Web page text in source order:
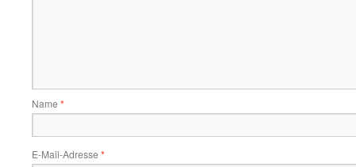
Name *
E-Mail-Adresse *